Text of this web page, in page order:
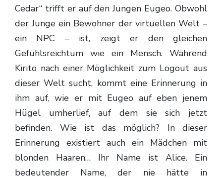
Cedar“ trifft er auf den Jungen Eugeo. Obwohl
der Junge ein Bewohner der virtuellen Welt –
ein NPC – ist, zeigt er den gleichen
Gefühlsreichtum wie ein Mensch. Während
Kirito nach einer Möglichkeit zum Logout aus
dieser Welt sucht, kommt eine Erinnerung in
ihm auf, wie er mit Eugeo auf eben jenem
Hügel umherlief, auf dem sie sich jetzt
befinden. Wie ist das möglich? In dieser
Erinnerung existiert auch ein Mädchen mit
blonden Haaren… Ihr Name ist Alice. Ein
bedeutender Name, der nie hätte in